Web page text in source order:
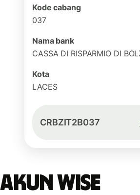
Kode cabang
037
Nama bank
CASSA DI RISPARMIO DI
Kota
LACES
CRBZIT2B037
Akun Wise